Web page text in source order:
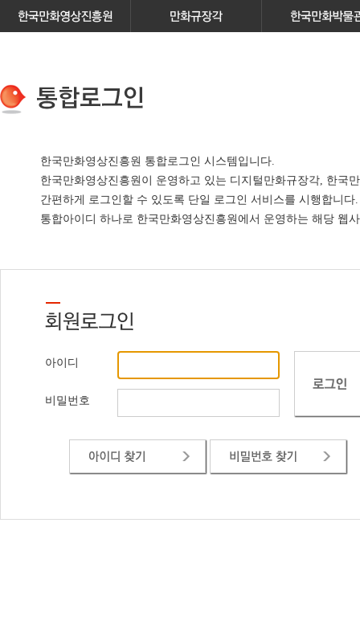
한국만화영상진흥원 통합로그인 시스템입니다.
한국만화영상진흥원이 운영하고 있는 디지털만화규장각, 한국
간편하게 로그인할 수 있도록 단일 로그인 서비스를 시행합니다.
통합아이디 하나로 한국만화영상진흥원에서 운영하는 해당 웹
아이디
비밀번호